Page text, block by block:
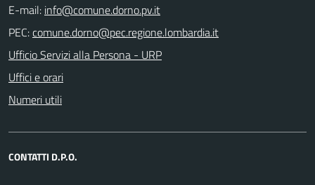
E-mail:
PEC:
Ufficio Servizi alla Persona - URP
Uffici e orari
Numeri utili
CONTATTI D.P.O.